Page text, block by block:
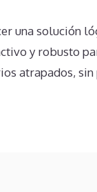
una solución
y robusto
atrapados,